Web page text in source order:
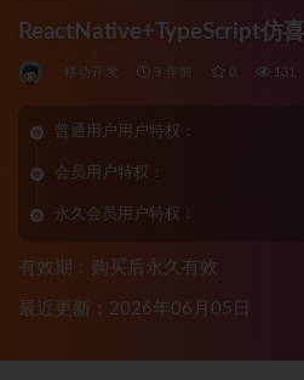
ReactNative+TypeScript仿
移动开发 3 年前 0 131
普通用户用户特权：
会员用户特权：
永久会员用户特权：
有效期：购买后永久有效
最近更新：2026年06月05日